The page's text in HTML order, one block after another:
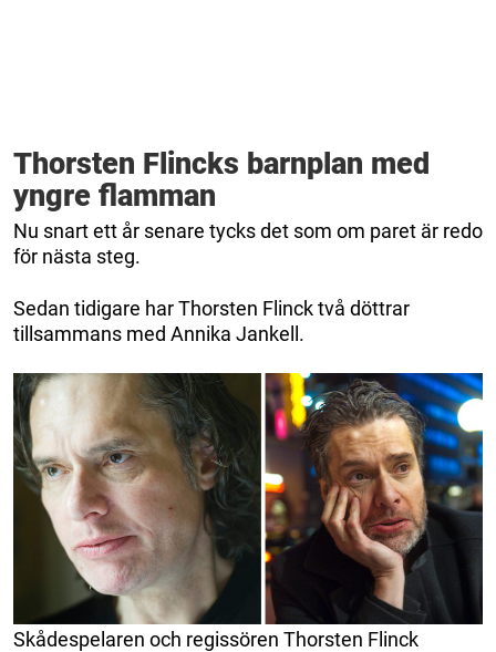
Thorsten Flincks barnplan med
yngre flamman
Nu snart ett år senare tycks det som om paret är redo
för nästa steg.
Sedan tidigare har Thorsten Flinck två döttrar
tillsammans med Annika Jankell.
Skådespelaren och regissören Thorsten Flinck